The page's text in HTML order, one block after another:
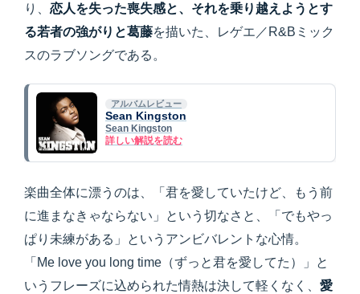
り、 恋人を失った喪失感と、それを乗り越えようとす
る若者の強がりと葛藤を描いた、レゲエ／R&Bミック
スのラブソングである。
アルバムレビュー
Sean Kingston
Sean Kingston
詳しい解説を読む
楽曲全体に漂うのは、「君を愛していたけど、もう前
に進まなきゃならない」という切なさと、「でもやっ
ぱり未練がある」というアンビバレントな心情。
「Me love you long time（ずっと君を愛してた）」と
いうフレーズに込められた情熱は決して軽くなく、 愛